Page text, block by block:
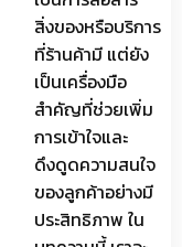
สิ่งของหรือบริการ
ที่ร้านค้ามี แต่ยัง
เป็นเครื่องมือ
สำคัญที่ช่วยเพิ่ม
การเข้าใจและ
ดึงดูดความสนใจ
ของลูกค้าอย่างมี
ประสิทธิภาพ ใน